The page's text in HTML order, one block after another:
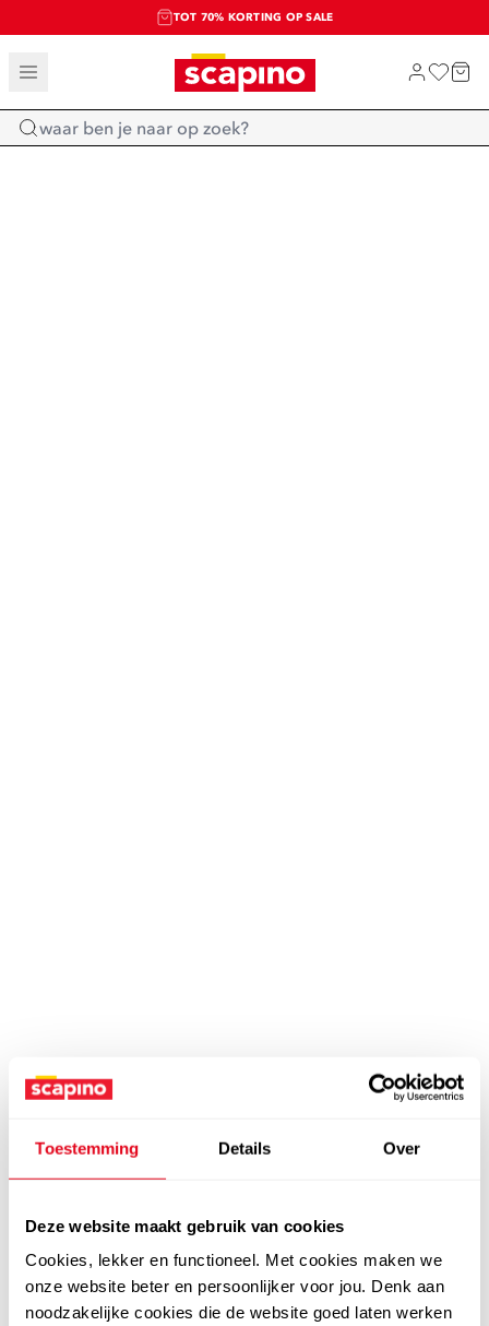
Toestemming Details Over
Deze website maakt gebruik van cookies
Cookies, lekker en functioneel. Met cookies maken we
onze website beter en persoonlijker voor jou. Denk aan
noodzakelijke cookies die de website goed laten werken
TOT 70% KORTING OP SALE
SALE: LAATSTE KANS!
SHOP NIEUW
Home